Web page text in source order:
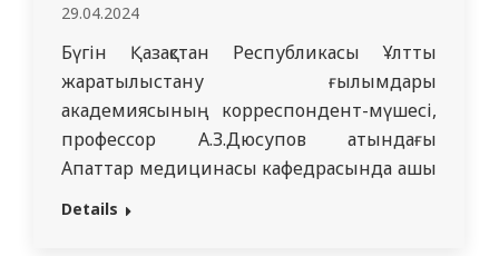
29.04.2024
Бүгін Қазақстан Республикасы Ұлттық
жаратылыстану ғылымдары
академиясының корреспондент-мүшесі,
профессор А.З.Дюсупов атындағы
Апаттар медицинасы кафедрасында ашық
есік күні өтуде. Бұл іс-шараның мақсаты:
Details